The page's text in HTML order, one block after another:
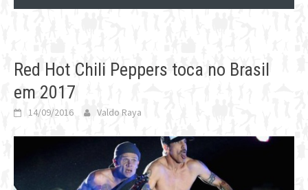
Red Hot Chili Peppers toca no Brasil
em 2017
14/09/2016 Valdo Raya